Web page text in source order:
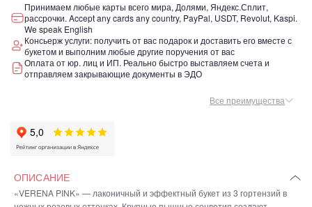
Принимаем любые карты всего мира, Долями, Яндекс.Сплит,
рассрочки. Accept any cards any country, PayPal, USDT, Revolut, Kaspi.
We speak English
Консьерж услуги: получить от вас подарок и доставить его вместе с
букетом и выполним любые другие поручения от вас
Оплата от юр. лиц и ИП. Реально быстро выставляем счета и
отправляем закрывающие документы в ЭДО
Все преимущества
ОПИСАНИЕ
«VERENA PINK» — лаконичный и эффектный букет из 3 гортензий в